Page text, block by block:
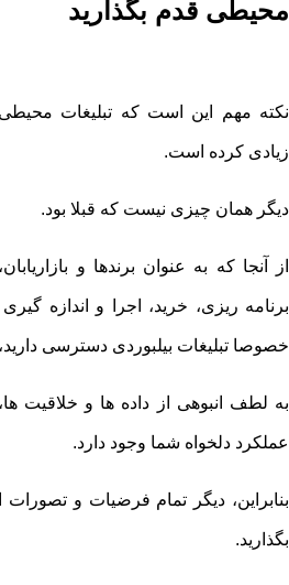
محیطی قدم بگذارید
نکته مهم این است که تبلیغات
زیادی کرده است.
دیگر همان چیزی نیست که قبلا بود.
از آنجا که به عنوان برندها و
برنامه ریزی، خرید، اجرا و اندازه
خصوصا تبلیغات بیلبوردی دسترسی دارید،
به لطف انبوهی از داده ها و خلاقیت
عملکرد دلخواه شما وجود دارد.
بنابراین، دیگر تمام فرضیات و تصورات
بگذارید.